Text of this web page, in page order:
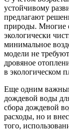
устойчивому
предлагают
природы. Многие
экологически
минимальное
модели не
дровяное
в экологическом
Еще одним важным
дождевой воды
сбора дождевой
расходы, но и
того,